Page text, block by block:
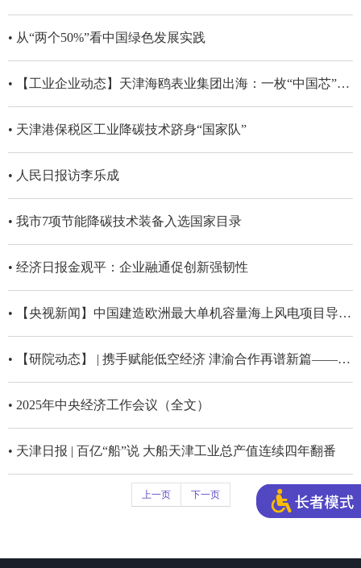
• 从“两个50%”看中国绿色发展实践
• 【工业企业动态】天津海鸥表业集团出海：一枚“中国芯”的远征
• 天津港保税区工业降碳技术跻身“国家队”
• 人民日报访李乐成
• 我市7项节能降碳技术装备入选国家目录
• 经济日报金观平：企业融通促创新强韧性
• 【央视新闻】中国建造欧洲最大单机容量海上风电项目导管架首船交付
• 【研院动态】 | 携手赋能低空经济 津渝合作再谱新篇——天津鑫隆集团、吉林大学重庆研究院、名将铭科技三方签约活动圆满举行
• 2025年中央经济工作会议（全文）
• 天津日报 | 百亿“船”说 大船天津工业总产值连续四年翻番
上一页 下一页